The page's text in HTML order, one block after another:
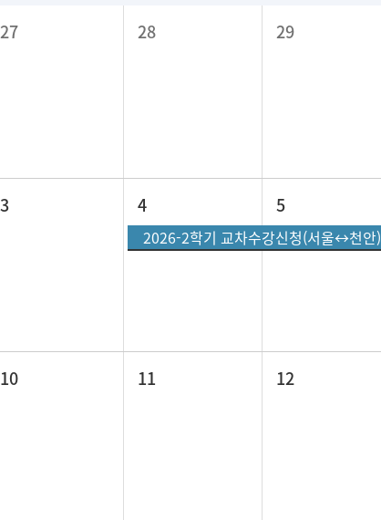
27 28 29
3 4 5
2026-2학기 교차수강신청(서울↔천안)
10 11 12